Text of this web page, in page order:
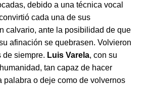
debido a una técnica vocal
cada una de sus
calvario, ante la posibilidad de que
afinación se quebrasen. Volvieron
de siempre. Luis Varela, con su
tan capaz de hacer
palabra o deje como de volvernos